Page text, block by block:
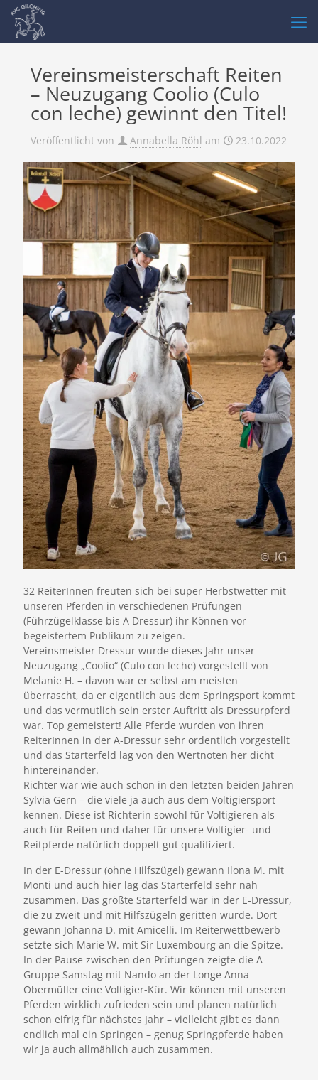
Vereinsmeisterschaft Reiten
– Neuzugang Coolio (Culo
con leche) gewinnt den Titel!
Veröffentlicht von Annabella Röhl am 23.10.2022
32 ReiterInnen freuten sich bei super Herbstwetter mit
unseren Pferden in verschiedenen Prüfungen
(Führzügelklasse bis A Dressur) ihr Können vor
begeistertem Publikum zu zeigen.
Vereinsmeister Dressur wurde dieses Jahr unser
Neuzugang „Coolio“ (Culo con leche) vorgestellt von
Melanie H. – davon war er selbst am meisten
überrascht, da er eigentlich aus dem Springsport kommt
und das vermutlich sein erster Auftritt als Dressurpferd
war. Top gemeistert! Alle Pferde wurden von ihren
ReiterInnen in der A-Dressur sehr ordentlich vorgestellt
und das Starterfeld lag von den Wertnoten her dicht
hintereinander.
Richter war wie auch schon in den letzten beiden Jahren
Sylvia Gern – die viele ja auch aus dem Voltigiersport
kennen. Diese ist Richterin sowohl für Voltigieren als
auch für Reiten und daher für unsere Voltigier- und
Reitpferde natürlich doppelt gut qualifiziert.
In der E-Dressur (ohne Hilfszügel) gewann Ilona M. mit
Monti und auch hier lag das Starterfeld sehr nah
zusammen. Das größte Starterfeld war in der E-Dressur,
die zu zweit und mit Hilfszügeln geritten wurde. Dort
gewann Johanna D. mit Amicelli. Im Reiterwettbewerb
setzte sich Marie W. mit Sir Luxembourg an die Spitze.
In der Pause zwischen den Prüfungen zeigte die A-
Gruppe Samstag mit Nando an der Longe Anna
Obermüller eine Voltigier-Kür. Wir können mit unseren
Pferden wirklich zufrieden sein und planen natürlich
schon eifrig für nächstes Jahr – vielleicht gibt es dann
endlich mal ein Springen – genug Springpferde haben
wir ja auch allmählich auch zusammen.